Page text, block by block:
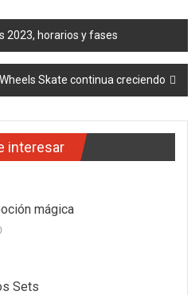
2023, horarios y fases
Skate continua creciendo
interesar
mágica
Sets